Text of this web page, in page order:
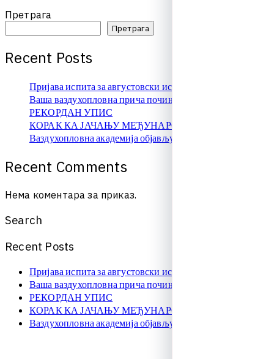
Претрага
Претрага
Recent Posts
Пријава испита за августовски испитни рок
Ваша ваздухопловна прича почиње овде!
РЕКОРДАН УПИС
КОРАК КА ЈАЧАЊУ МЕЂУНАРОДНЕ САРАДЊЕ
Ваздухопловна академија објављује упис на � …
Recent Comments
Нема коментара за приказ.
Search
Recent Posts
Пријава испита за августовски испитни рок
Ваша ваздухопловна прича почиње овде!
РЕКОРДАН УПИС
КОРАК КА ЈАЧАЊУ МЕЂУНАРОДНЕ САРАДЊЕ
Ваздухопловна академија објављује упис на � …